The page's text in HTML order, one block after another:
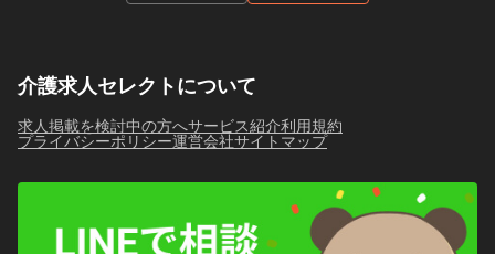
介護求人セレクトについて
求人掲載を検討中の方へサービス紹介利用規約
プライバシーポリシー運営会社サイトマップ